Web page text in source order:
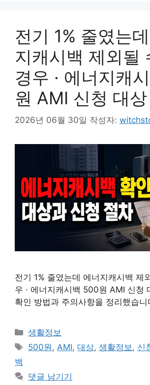
전기 1% 줄였는
지캐시백 제외될
경우 · 에너지캐
원 AMI 신청 대
2026년 06월 30일 작성자:
전기 1% 줄였는데 에너지캐시백 제
우 · 에너지캐시백 500원 AMI 신청
확인 방법과 주의사항을 정리했습니
카
테
생활정보
태
500원,AMI,대상,생활정보, 신
백
댓글 남기기